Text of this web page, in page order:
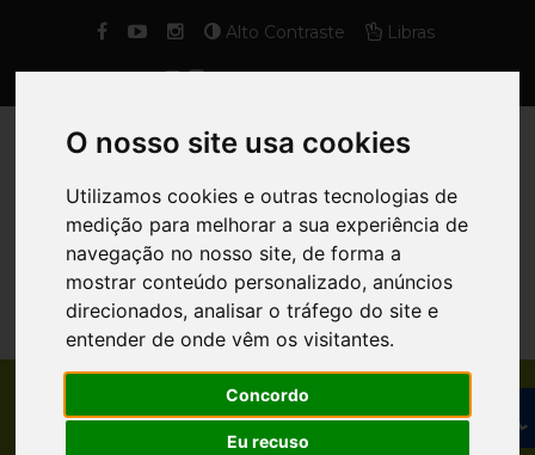
O nosso site usa cookies
Utilizamos cookies e outras tecnologias de
medição para melhorar a sua experiência de
navegação no nosso site, de forma a
mostrar conteúdo personalizado, anúncios
direcionados, analisar o tráfego do site e
entender de onde vêm os visitantes.
Concordo
Eu recuso
Alto Contraste Libras
Fonte
PUBLICAÇÃO / CARTILHAS